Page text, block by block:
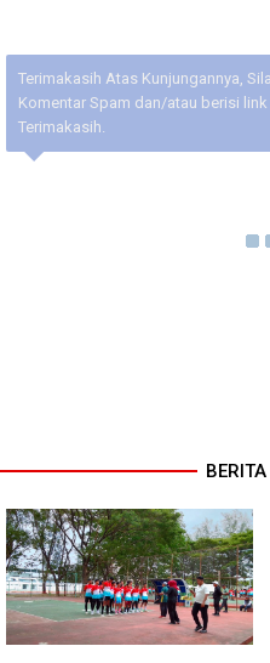
Terimakasih Atas Kunjungannya,
Komentar Spam dan/atau berisi
Terimakasih.